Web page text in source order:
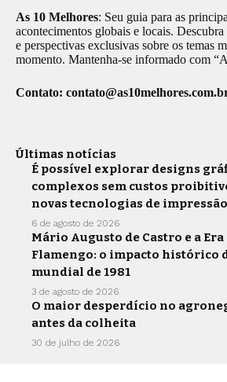
As 10 Melhores: Seu guia para as
acontecimentos globais e locais.
e perspectivas exclusivas sobre os temas
momento. Mantenha-se informado com
Contato:
Últimas notícias
É possível explorar designs
complexos sem custos
novas tecnologias de
6 de agosto de 2026
Mário Augusto de Castro e a Era
Flamengo: o impacto histórico
mundial de 1981
3 de agosto de 2026
O maior desperdício no
antes da colheita
30 de julho de 2026